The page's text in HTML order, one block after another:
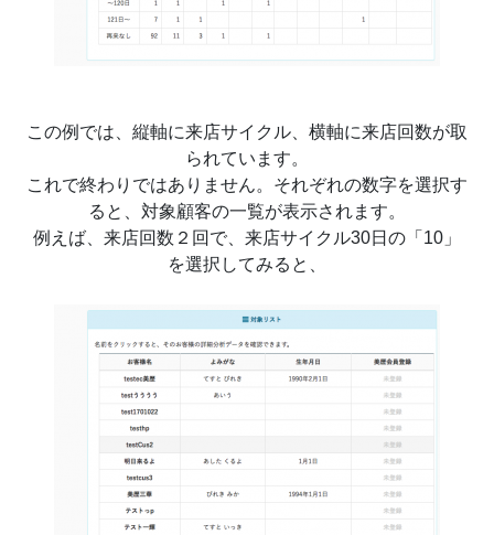
この例では、縦軸に来店サイクル、横軸に来店回数が取
られています。
これで終わりではありません。それぞれの数字を選択す
ると、対象顧客の一覧が表示されます。
例えば、来店回数２回で、来店サイクル30日の「10」
を選択してみると、